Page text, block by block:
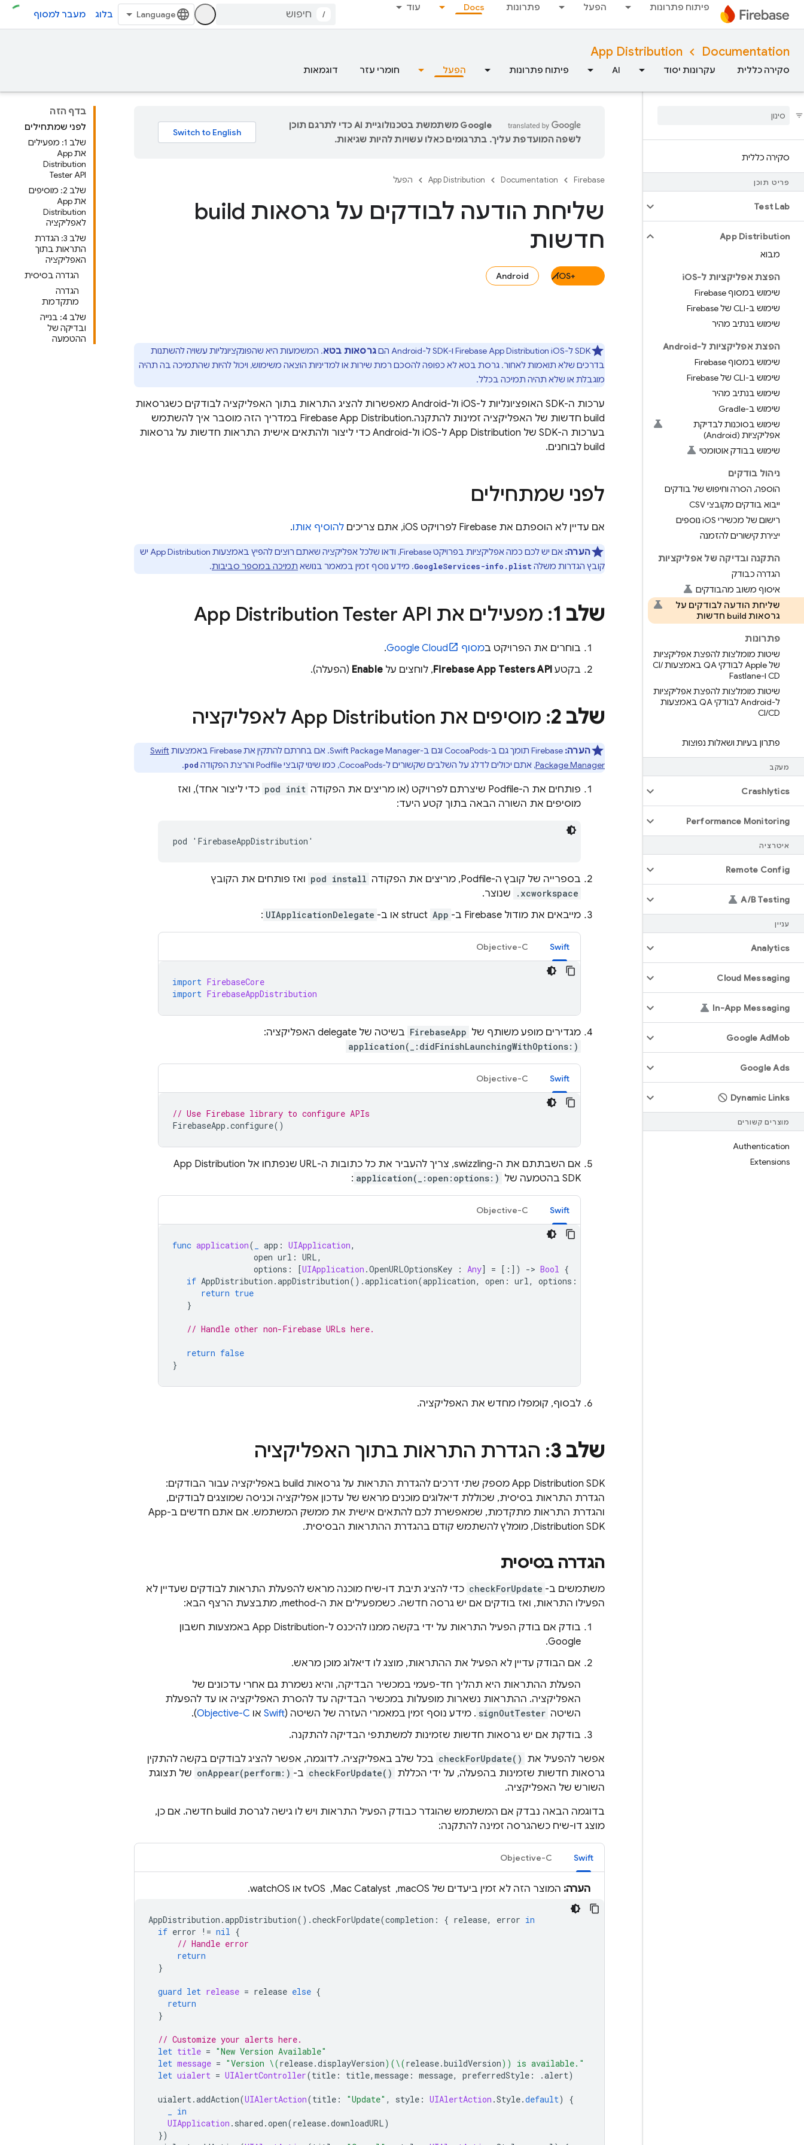
פיתוח פתרונות הפעל פתרונות Docs עוד
/ בלוג מעבר למסוף
Documentation
App Distribution
סקירה כללית עקרונות יסוד AI פיתוח פתרונות הפעל חומרי עזר דוגמאות
סקירה כללית
פריט תוכן
Test Lab
App Distribution
מבוא
הפצת אפליקציות ל-iOS
שימוש במסוף Firebase
שימוש ב-CLI של Firebase
שימוש בנתיב מהיר
הפצת אפליקציות ל-Android
שימוש במסוף Firebase
שימוש ב-CLI של Firebase
שימוש בנתיב מהיר
שימוש ב-Gradle
שימוש בסוכנות לבדיקת
אפליקציות (Android)
שימוש בבודק אוטומטי
ניהול בודקים
הוספה, הסרה וחיפוש של בודקים
ייבוא בודקים מקובצי CSV
רישום של מכשירי i OS נוספים
יצירת קישורים להזמנה
התקנה ובדיקה של אפליקציות
הגדרה כבודק
איסוף משוב מהבודקים
שליחת הודעה לבודקים על
גרסאות build חדשות
פתרונות
שיטות מומלצות להפצת אפליקציות
של Apple לבודקי QA באמצעות CI
/
CD ו-Fastlane
שיטות מומלצות להפצת אפליקציות
ל-Android לבודקי QA באמצעות
CI/CD
פתרון בעיות ושאלות נפוצות
מעקב
Crashlytics
Performance Monitoring
איטרציה
Remote Config
A/B Testing
עניין
Analytics
Cloud Messaging
In-App Messaging
Google AdMob
Google Ads
Dynamic Links
מוצרים קשורים
Authentication
Extensions
בדף הזה
לפני שמתחילים
שלב 1: מפעילים
את App
Distribution
Tester API
שלב 2: מוסיפים
את App
Distribution
לאפליקציה
שלב 3: הגדרת
התראות בתוך
האפליקציה
הגדרה בסיסית
הגדרה
מתקדמת
שלב 4: בנייה
ובדיקה של
ההטמעה
‫Google משתמשת בטכנולוגיית AI כדי לתרגם תוכן
לשפה המועדפת עליך. בתרגומים כאלו עשויות להיות שגיאות.
Firebase
Documentation
App Distribution הפעל
שליחת הודעה לבודקים על גרסאות build
חדשות
iOS+‎
Android
SDK ל-iOS‏ Firebase App Distribution ו-SDK ל-Android הם גרסאות בטא. המשמעות היא שהפונקציונליות עשויה להשתנות
בדרכים שלא תואמות לאחור. גרסת בטא לא כפופה להסכם רמת שירות או למדיניות הוצאה משימוש, ויכול להיות שהתמיכה בה תהיה
מוגבלת או שלא תהיה תמיכה בכלל.
ערכות ה-SDK האופציונליות ל-iOS ול-Android מאפשרות להציג התראות בתוך האפליקציה לבודקים כשגרסאות
build חדשות של האפליקציה זמינות להתקנה.
Firebase App Distribution במדריך הזה מוסבר איך להשתמש
בערכות ה-SDK של
App Distribution
ל-iOS ול-Android כדי ליצור ולהתאים אישית התראות חדשות על גרסאות
build לבוחנים.
לפני שמתחילים
אם עדיין לא הוספתם את Firebase לפרויקט iOS, אתם צריכים להוסיף אותו.
הערה: אם יש לכם כמה אפליקציות בפרויקט Firebase, ודאו שלכל אפליקציה שאתם רוצים להפיץ באמצעות App Distribution יש
קובץ הגדרות משלה GoogleServices-info.plist. מידע נוסף זמין במאמר בנושא תמיכה במספר סביבות.
שלב 1 : מפעילים את App Distribution Tester API
בוחרים את הפרויקט במסוף Google Cloud
.
בקטע Firebase App Testers API, לוחצים על Enable (הפעלה).
שלב 2 : מוסיפים את App Distribution לאפליקציה
הערה: Firebase תומך גם ב-CocoaPods וגם ב-Swift Package Manager. אם בחרתם להתקין את Firebase באמצעות
Swift
Package Manager, אתם יכולים לדלג על השלבים שקשורים ל-CocoaPods, כמו שינוי קובצי Podfile והרצת הפקודה pod
.
פותחים את ה-Podfile שיצרתם לפרויקט (או מריצים את הפקודה pod init כדי ליצור אחד), ואז
מוסיפים את השורה הבאה בתוך קטע היעד:
pod 'FirebaseAppDistribution'
בספרייה של קובץ ה-Podfile, מריצים את הפקודה pod install ואז פותחים את הקובץ
.xcworkspace
שנוצר.
מייבאים את מודול Firebase ב-
App
UIApplicationDelegate
:
Swift
Objective-C
import FirebaseCore
import FirebaseAppDistribution
מגדירים מופע משותף של FirebaseApp בשיטה של delegate האפליקציה:
application(_:didFinishLaunchingWithOptions:)
Swift
Objective-C
// Use Firebase library to configure APIs
FirebaseApp .configure()
אם השבתתם את ה-swizzling, צריך להעביר את כל כתובות ה-URL שנפתחו אל
App Distribution
SDK בהטמעה של
application(_:open:options:)
:
Swift
Objective-C
func application( app : UIApplication,
open url : URL,
options : [UIApplication .OpenURLOptionsKey : Any] = [:]) -> Bool {
if AppDistribution .appDistribution().application(application, open : url, options :
return true
}
// Handle other non-Firebase URLs here.
return false
}
לבסוף, קומפלו מחדש את האפליקציה.
שלב 3 : הגדרת התראות בתוך האפליקציה
App Distribution
SDK מספק שתי דרכים להגדרת התראות על גרסאות build באפליקציה עבור הבודקים:
הגדרת התראות בסיסית, שכוללת דיאלוגים מוכנים מראש של עדכון אפליקציה וכניסה שמוצגים לבודקים,
והגדרת התראות מתקדמת, שמאפשרת לכם להתאים אישית את ממשק המשתמש. אם אתם חדשים ב-App
Distribution SDK, מומלץ להשתמש קודם בהגדרת ההתראות הבסיסית.
הגדרה בסיסית
משתמשים ב- checkForUpdate כדי להציג תיבת דו-שיח מוכנה מראש להפעלת התראות לבודקים שעדיין לא
הפעילו התראות, ואז בודקים אם יש גרסה חדשה. כשמפעילים את ה-method, מתבצעת הרצף הבא:
בודק אם בודק הפעיל התראות על ידי בקשה ממנו להיכנס ל-App Distribution באמצעות חשבון
Google.
אם הבודק עדיין לא הפעיל את ההתראות, מוצג לו דיאלוג מוכן מראש.
הפעלת ההתראות היא תהליך חד-פעמי במכשיר הבדיקה, והיא נשמרת גם אחרי עדכונים של
האפליקציה. ההתראות נשארות מופעלות במכשיר הבדיקה עד להסרת האפליקציה או עד להפעלת
השיטה signOutTester . מידע נוסף זמין במאמרי העזרה של השיטה (Swift או Objective-C
).
בודקת אם יש גרסאות חדשות שזמינות למשתתפי הבדיקה להתקנה.
אפשר להפעיל את checkForUpdate() בכל שלב באפליקציה. לדוגמה, אפשר להציג לבודקים בקשה להתקין
גרסאות חדשות שזמינות בהפעלה, על ידי הכללת checkForUpdate() ב- onAppear(perform:) של תצוגת
השורש של האפליקציה.
בדוגמה הבאה נבדק אם המשתמש שהוגדר כבודק הפעיל התראות ויש לו גישה לגרסת build חדשה. אם כן,
מוצג דו-שיח כשהגרסה זמינה להתקנה:
Swift
Objective-C
הערה: המוצר הזה לא זמין ביעדים של macOS, ‏ Mac Catalyst, ‏ tvOS או watchOS.
AppDistribution .appDistribution().checkForUpdate(completion : { release, error in
if error != nil {
// Handle error
return
}
guard let release = release else {
return
}
// Customize your alerts here.
let title = "New Version Available"
let message = "Version \(release.displayVersion) (\(release.buildVersion) ) is available."
let uialert = UIAlertController(title : title, message : message, preferredStyle : .alert)
uialert.addAction(UIAlertAction(title : "Update" , style : UIAlertAction .Style.default)
{
in
UIApplication . shared .open(release.downloadURL)
})